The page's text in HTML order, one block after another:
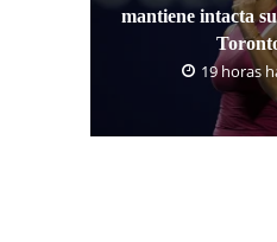
mantiene intacta
19 horas